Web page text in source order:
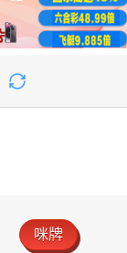
咪牌